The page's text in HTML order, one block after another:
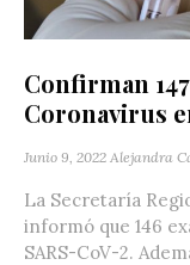
Confirman
Coronavirus
Junio 9, 2022 Alejandra
La Secretaría
informó que 146
SARS-CoV-2.